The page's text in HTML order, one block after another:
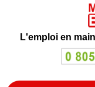
L'emploi en